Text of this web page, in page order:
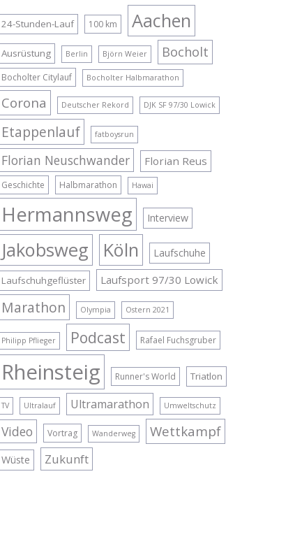
24-Stunden-Lauf 100 km Aachen
Ausrüstung Berlin Björn Weier Bocholt
Bocholter Citylauf Bocholter Halbmarathon
Corona Deutscher Rekord DJK SF 97/30 Lowick
Etappenlauf fatboysrun
Florian Neuschwander Florian Reus
Geschichte Halbmarathon Hawai
Hermannsweg Interview
Jakobsweg Köln Laufschuhe
Laufschuhgeflüster Laufsport 97/30 Lowick
Marathon Olympia Ostern 2021
Philipp Pflieger Podcast Rafael Fuchsgruber
Rheinsteig Runner's World Triatlon
TV Ultralauf Ultramarathon Umweltschutz
Video Vortrag Wanderweg Wettkampf
Wüste Zukunft